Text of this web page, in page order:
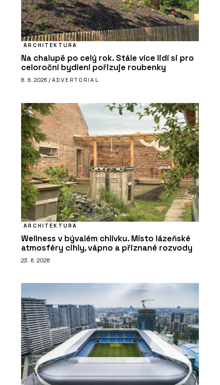
ARCHITEKTURA
Na chalupě po celý rok. Stále více lidí si pro
celoroční bydlení pořizuje roubenky
8. 6. 2026 / ADVERTORIAL
ARCHITEKTURA
Wellness v bývalém chlívku. Místo lázeňské
atmosféry cihly, vápno a přiznané rozvody
23. 6. 2026